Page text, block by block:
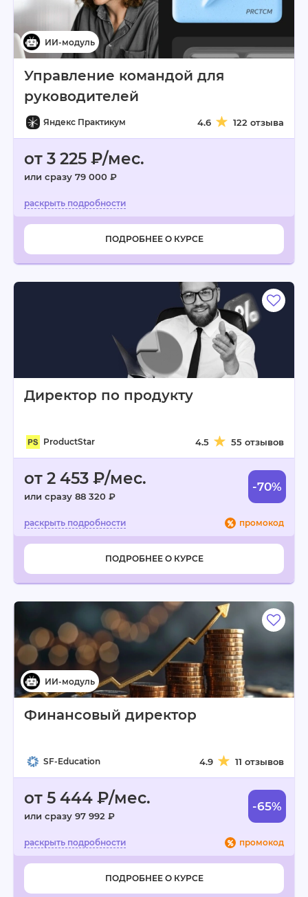
Управление командой для
руководителей
Яндекс Практикум 4.6 122 отзыва
от 3 225 ₽/мес.
или сразу 79 000 ₽
ПОДРОБНЕЕ О КУРСЕ
Директор по продукту
ProductStar 4.5 55 отзывов
от 2 453 ₽/мес.
или сразу 88 320 ₽
-70%
промокод
ПОДРОБНЕЕ О КУРСЕ
Финансовый директор
SF-Education 4.9 11 отзывов
от 5 444 ₽/мес.
или сразу 97 992 ₽
-65%
промокод
ПОДРОБНЕЕ О КУРСЕ